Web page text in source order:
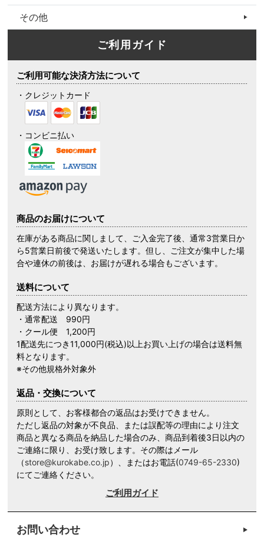
その他
ご利用ガイド
ご利用可能な決済方法について
・クレジットカード
・コンビニ払い
商品のお届けについて
在庫がある商品に関しまして、ご入金完了後、通常3営業日か
ら5営業日前後で発送いたします。但し、ご注文が集中した場
合や連休の前後は、お届けが遅れる場合もございます。
送料について
配送方法により異なります。
・通常配送 990円
・クール便 1,200円
1配送先につき11,000円(税込)以上お買い上げの場合は送料無
料となります。
※その他規格外対象外
返品・交換について
原則として、お客様都合の返品はお受けできません。
ただし返品の対象が不良品、または誤配等の理由により注文
商品と異なる商品を納品した場合のみ、商品到着後3日以内の
ご連絡に限り、お受け致します。その際はメール
（store@kurokabe.co.jp）、またはお電話(0749-65-2330)
にてご連絡ください。
ご利用ガイド
お問い合わせ